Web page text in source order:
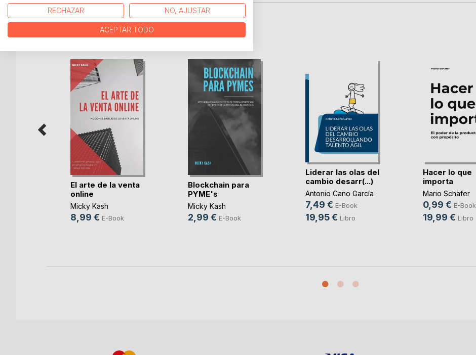
MÁS TÍTULOS DEBoD
El arte de la venta
online
Micky Kash
8,99 € E-Book
Blockchain para
PYME's
Micky Kash
2,99 € E-Book
Liderar las olas del
cambio desarr(...)
Antonio Cano García
7,49 € E-Book
19,95 € Libro
Hacer lo que
importa
Mario Schäfer
0,99 € E-Book
19,99 € Libro
RECHAZAR NO, AJUSTAR
ACEPTAR TODO